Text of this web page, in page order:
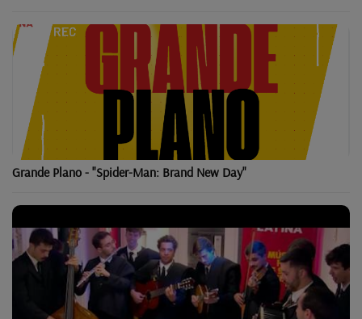
Grande Plano - "Spider-Man: Brand New Day"